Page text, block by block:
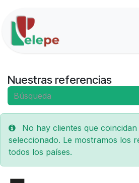
Nuestras referencias
No hay clientes que
seleccionado. Le mostramos los
todos los países.